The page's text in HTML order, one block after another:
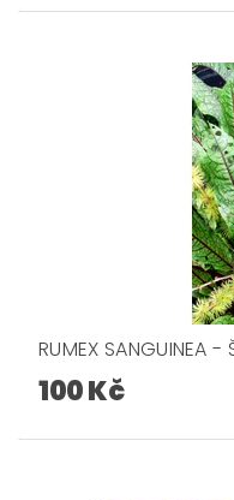
RUMEX SANGUINEA -
100 Kč